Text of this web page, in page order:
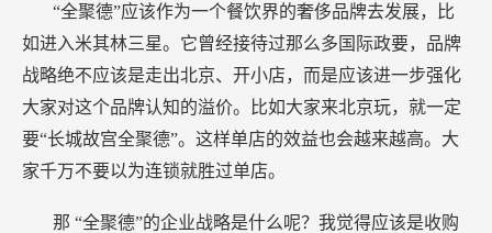
“全聚德”应该作为一个餐饮界的奢侈品牌去发展，比
如进入米其林三星。它曾经接待过那么多国际政要，品牌
战略绝不应该是走出北京、开小店，而是应该进一步强化
大家对这个品牌认知的溢价。比如大家来北京玩，就一定
要“长城故宫全聚德”。这样单店的效益也会越来越高。大
家千万不要以为连锁就胜过单店。
那 “全聚德”的企业战略是什么呢？我觉得应该是收购